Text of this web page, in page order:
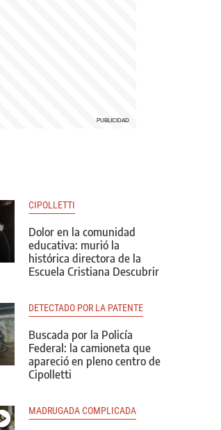
CIPOLLETTI
Dolor en la comunidad
educativa: murió la
histórica directora de la
Escuela Cristiana Descubrir
DETECTADO POR LA PATENTE
Buscada por la Policía
Federal: la camioneta que
apareció en pleno centro de
Cipolletti
MADRUGADA COMPLICADA